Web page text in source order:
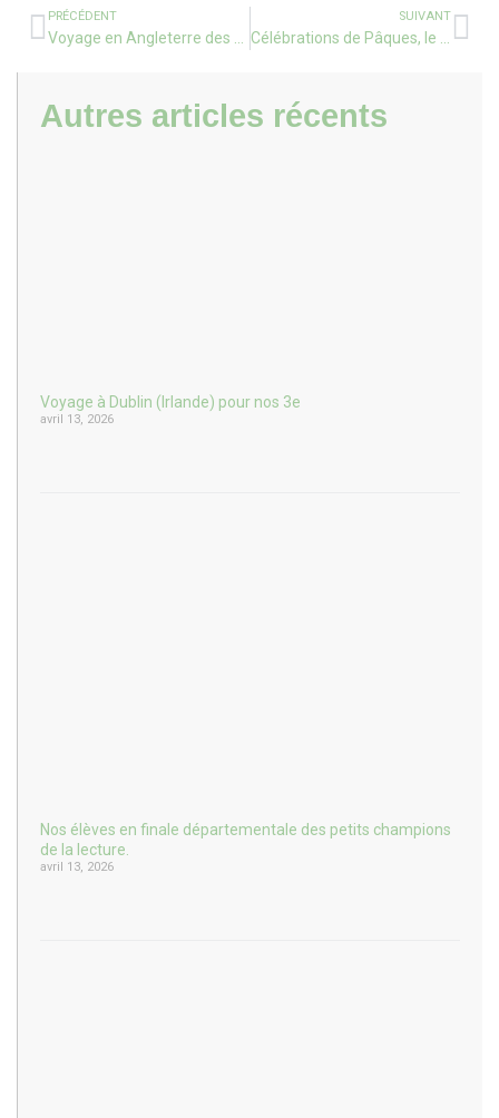
PRÉCÉDENT SUIVANT
Autres articles récents
Voyage à Dublin (Irlande) pour nos 3e
avril 13, 2026
Nos élèves en finale départementale des petits champions
de la lecture.
avril 13, 2026